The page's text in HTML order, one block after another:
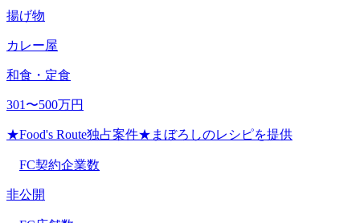
揚げ物
カレー屋
和食・定食
301〜500万円
★Food's Route独占案件★まぼろしのレシピを提供
FC契約企業数
非公開